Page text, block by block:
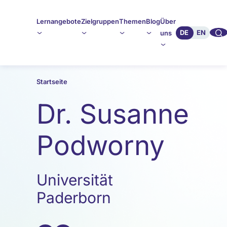
LernangeboteZielgruppenThemenBlogÜber
uns
DE EN 🔍︎︎
Startseite
Dr. Susanne
Podworny
Universität
Paderborn